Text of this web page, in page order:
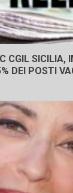
CGIL SICILIA,
DEI POSTI